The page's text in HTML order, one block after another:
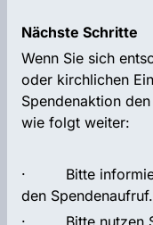
Nächste Schritte
Wenn Sie sich
oder kirchlichen
Spendenaktion
wie folgt weiter:
· Bitte
den Spendenaufruf.